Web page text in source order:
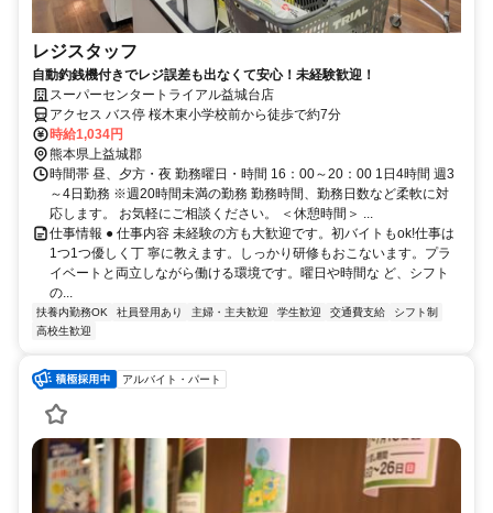
レジスタッフ
自動釣銭機付きでレジ誤差も出なくて安心！未経験歓迎！
スーパーセンタートライアル益城台店
アクセス バス停 桜木東小学校前から徒歩で約7分
時給1,034円
熊本県上益城郡
時間帯 昼、夕方・夜 勤務曜日・時間 16：00～20：00 1日4時間 週3
～4日勤務 ※週20時間未満の勤務 勤務時間、勤務日数など柔軟に対
応します。 お気軽にご相談ください。 ＜休憩時間＞ ...
仕事情報 ● 仕事内容 未経験の方も大歓迎です。初バイトもok!仕事は
1つ1つ優しく丁 寧に教えます。しっかり研修もおこないます。プラ
イベートと両立しながら働ける環境です。曜日や時間な ど、シフト
の...
扶養内勤務OK 社員登用あり 主婦・主夫歓迎 学生歓迎 交通費支給
シフト制
高校生歓迎
アルバイト・パート